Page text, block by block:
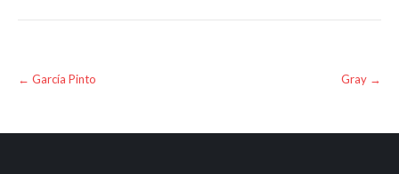
Post
navigation
← García Pinto Gray →